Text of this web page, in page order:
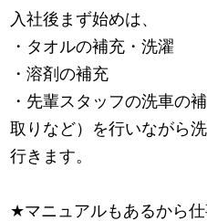
入社後まず始めは、
・タオルの補充・洗濯
・溶剤の補充
・先輩スタッフの洗車の
取りなど）を行いながら
行きます。
★マニュアルもあるから